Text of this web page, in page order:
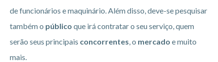
de funcionários e maquinário. Além disso, deve-se pesquisar
também o público que irá contratar o seu serviço, quem
serão seus principais concorrentes , o mercado e muito
mais.